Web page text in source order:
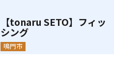
【tonaru SETO】フィッ
シング
鳴門市